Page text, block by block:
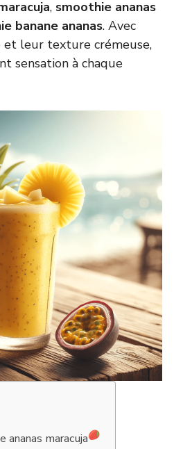
, smoothie ananas
banane ananas. Avec
et leur texture crémeuse,
sensation à chaque
maracuja